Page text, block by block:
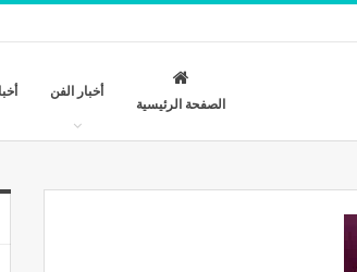
الصفحة الرئيسية
أخبار الفن